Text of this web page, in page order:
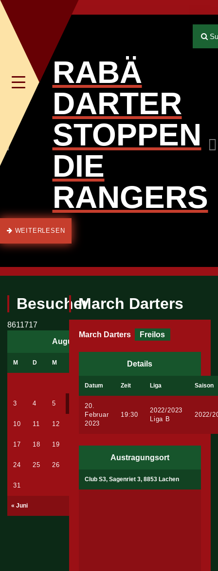
Toggle
navigation
RABÄ
DARTER
STOPPEN
DIE
RANGERS
WEITERLESEN
Previous
Besucher
8611717
August 2026
M D M S
« Juni
2
3 4 5 7
10 11 12 14
17 18 19 20 21 22 23
24 25 26
31
March Darters
March Darters Freilos
Details
Datum Zeit Liga Saison
20.
Februar
2023
19:30
2022/2023
Liga B
2022/
Austragungsort
Club S3, Sagenriet 3, 8853 Lachen